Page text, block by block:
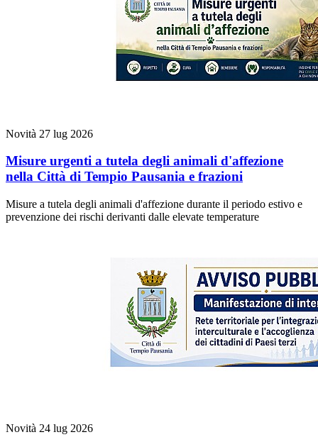
Novità 27 lug 2026
Misure urgenti a tutela degli animali d'affezione
nella Città di Tempio Pausania e frazioni
Misure a tutela degli animali d'affezione durante il periodo estivo e
prevenzione dei rischi derivanti dalle elevate temperature
Novità 24 lug 2026